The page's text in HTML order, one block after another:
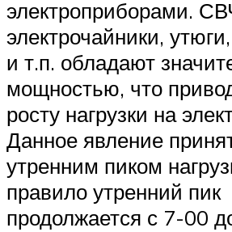
электроприборами.
электрочайники,
и т.п. обладают
мощностью, что
росту нагрузки на
Данное явление
утренним пиком
правило утренний пик
продолжается с 7-00